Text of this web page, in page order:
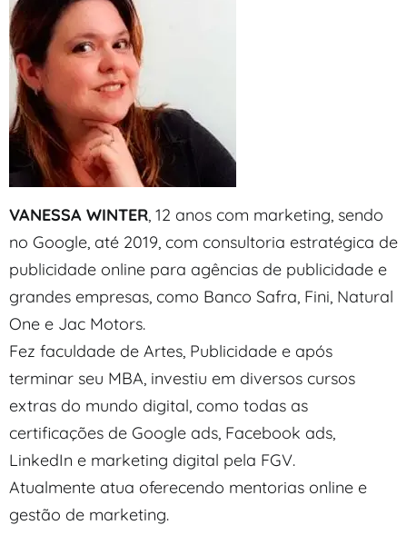
VANESSA WINTER, 12 anos com marketing, sendo
no Google, até 2019, com consultoria estratégica de
publicidade online para agências de publicidade e
grandes empresas, como Banco Safra, Fini, Natural
One e Jac Motors.​
Fez faculdade de Artes, Publicidade e após
terminar seu MBA, investiu em diversos cursos
extras do mundo digital, como todas as
certificações de Google ads, Facebook ads,
LinkedIn e marketing digital pela FGV.
Atualmente atua oferecendo mentorias online e
gestão de marketing.